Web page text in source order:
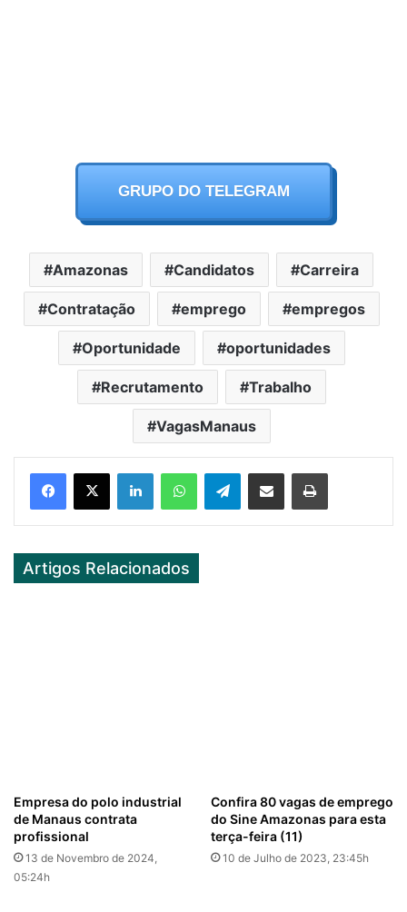
GRUPO DO TELEGRAM
Amazonas Candidatos Carreira
Contratação emprego empregos
Oportunidade oportunidades
Recrutamento Trabalho
VagasManaus
Telegram
Artigos Relacionados
Empresa do polo industrial
de Manaus contrata
profissional
13 de Novembro de 2024,
05:24h
Confira 80 vagas de emprego
do Sine Amazonas para esta
terça-feira (11)
10 de Julho de 2023, 23:45h